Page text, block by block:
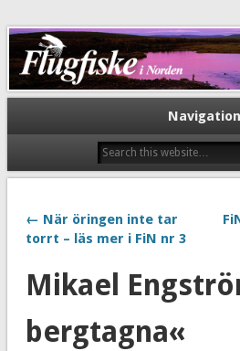
Flugfiske i Norden
Navigation
← När öringen inte tar
torrt – läs mer i FiN nr 3
Mikael
bergtagna«